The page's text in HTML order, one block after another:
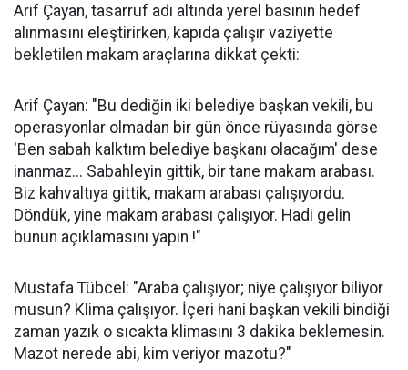
Arif Çayan, tasarruf adı altında yerel basının hedef
alınmasını eleştirirken, kapıda çalışır vaziyette
bekletilen makam araçlarına dikkat çekti:
Arif Çayan: "Bu dediğin iki belediye başkan vekili, bu
operasyonlar olmadan bir gün önce rüyasında görse
'Ben sabah kalktım belediye başkanı olacağım' dese
inanmaz... Sabahleyin gittik, bir tane makam arabası.
Biz kahvaltıya gittik, makam arabası çalışıyordu.
Döndük, yine makam arabası çalışıyor. Hadi gelin
bunun açıklamasını yapın !"
Mustafa Tübcel: "Araba çalışıyor; niye çalışıyor biliyor
musun? Klima çalışıyor. İçeri hani başkan vekili bindiği
zaman yazık o sıcakta klimasını 3 dakika beklemesin.
Mazot nerede abi, kim veriyor mazotu?"